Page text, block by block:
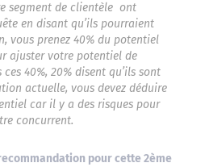
segment de clientèle ont
en disant qu’ils pourraient
vous prenez 40% du potentiel
ajuster votre potentiel de
40%, 20% disent qu’ils sont
actuelle, vous devez déduire
car il y a des risques pour
concurrent.
pour cette 2ème